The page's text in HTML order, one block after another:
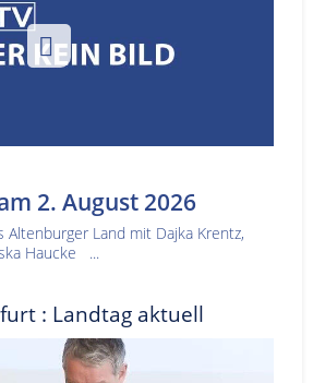
2. August 2026
Land mit Dajka Krentz,
Haucke ...
: Landtag aktuell